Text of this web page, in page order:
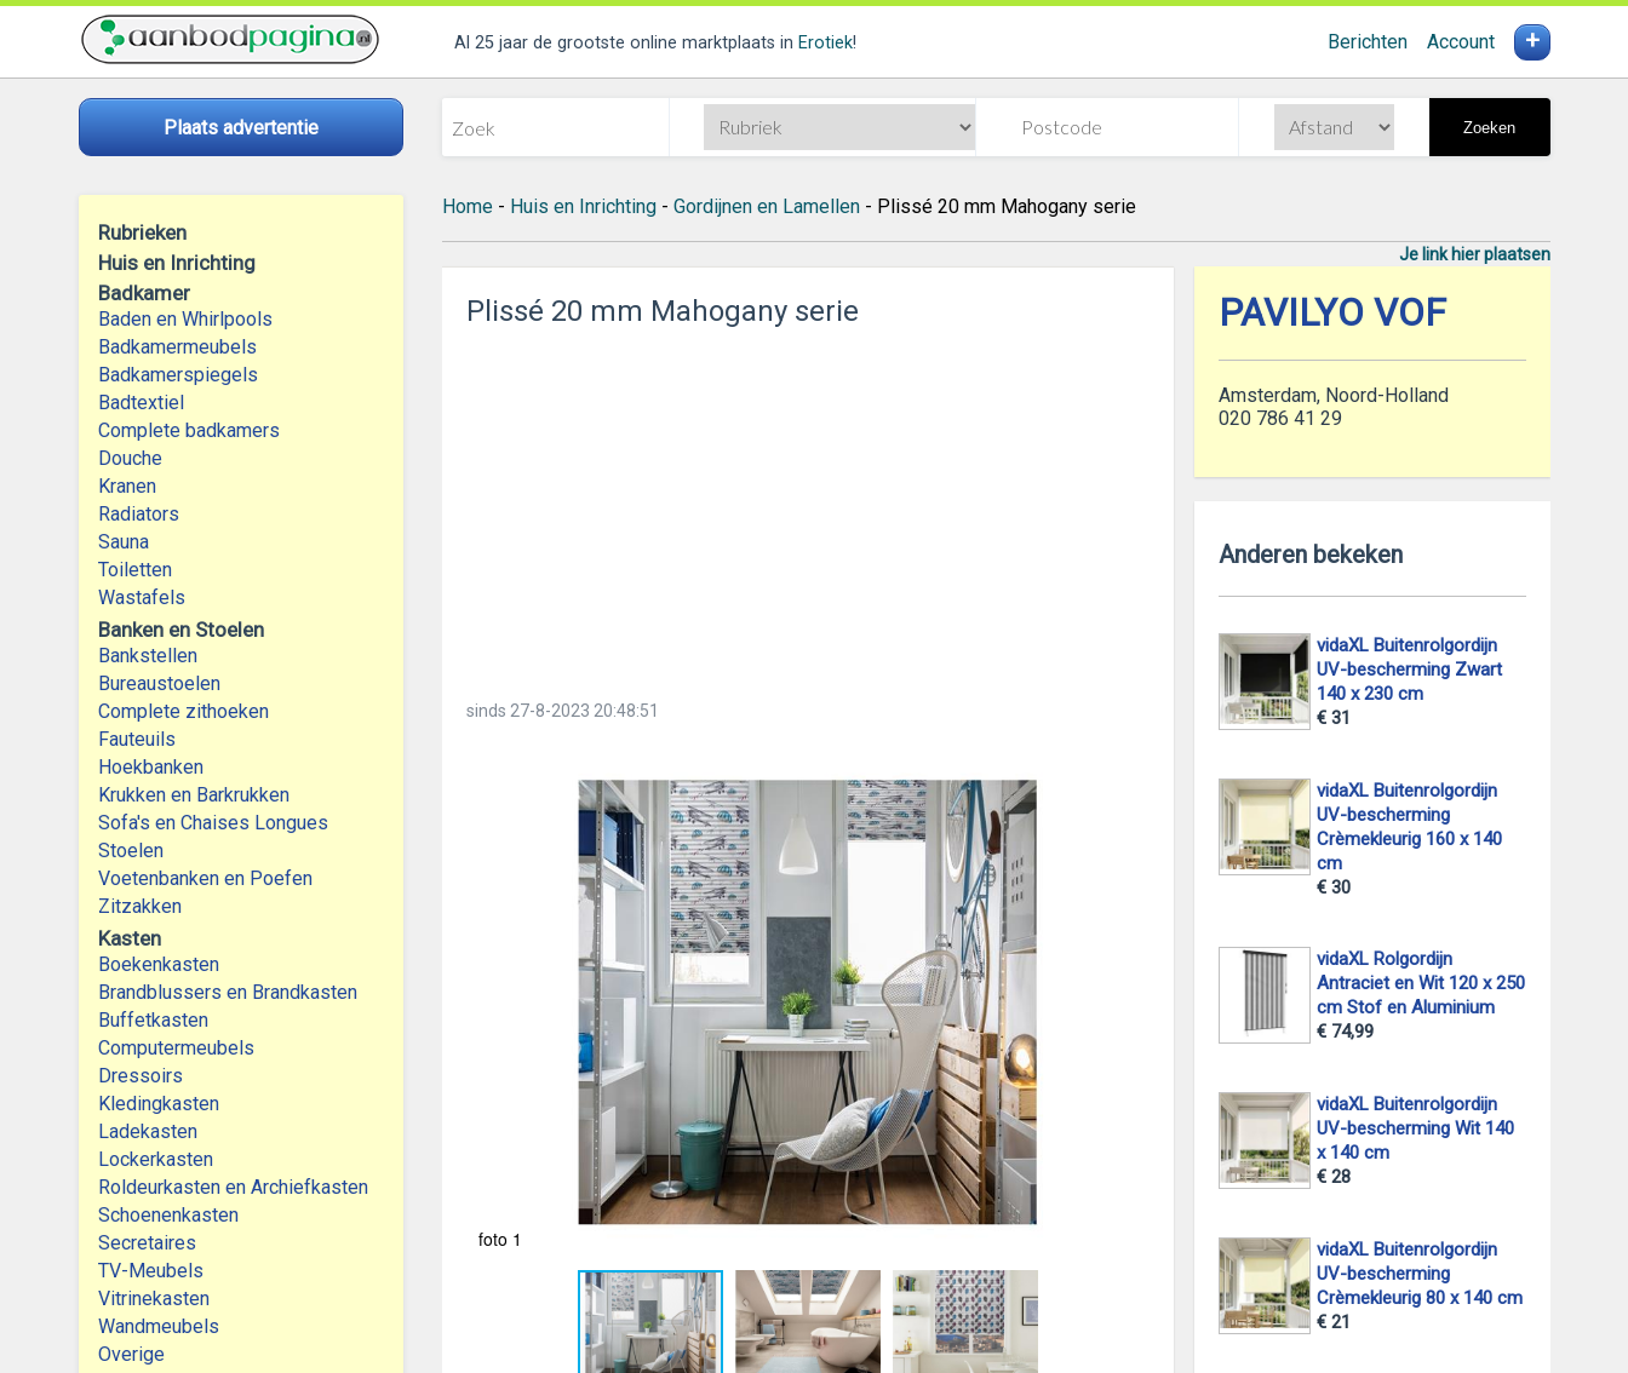
Al 25 jaar de grootste online marktplaats in Erotiek! Berichten Account +
Plaats advertentie Zoeken
Rubrieken
Huis en Inrichting
Badkamer
Baden en Whirlpools
Badkamermeubels
Badkamerspiegels
Badtextiel
Complete badkamers
Douche
Kranen
Radiators
Sauna
Toiletten
Wastafels
Banken en Stoelen
Bankstellen
Bureaustoelen
Complete zithoeken
Fauteuils
Hoekbanken
Krukken en Barkrukken
Sofa's en Chaises Longues
Stoelen
Voetenbanken en Poefen
Zitzakken
Kasten
Boekenkasten
Brandblussers en Brandkasten
Buffetkasten
Computermeubels
Dressoirs
Kledingkasten
Ladekasten
Lockerkasten
Roldeurkasten en Archiefkasten
Schoenenkasten
Secretaires
TV-Meubels
Vitrinekasten
Wandmeubels
Overige
Home- Huis en Inrichting- Gordijnen en Lamellen- Plissé 20 mm Mahogany serie
Je link hier plaatsen
Plissé 20 mm Mahogany serie
sinds 27-8-2023 20:48:51
foto 1
PAVILYO VOF
Amsterdam, Noord-Holland
020 786 41 29
Anderen bekeken
vidaXL Buitenrolgordijn
UV-bescherming Zwart
140 x 230 cm
€ 31
vidaXL Buitenrolgordijn
UV-bescherming
Crèmekleurig 160 x 140
cm
€ 30
vidaXL Rolgordijn
Antraciet en Wit 120 x 250
cm Stof en Aluminium
€ 74,99
vidaXL Buitenrolgordijn
UV-bescherming Wit 140
x 140 cm
€ 28
vidaXL Buitenrolgordijn
UV-bescherming
Crèmekleurig 80 x 140 cm
€ 21